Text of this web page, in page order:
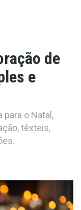
de
e
para o Natal,
têxteis,